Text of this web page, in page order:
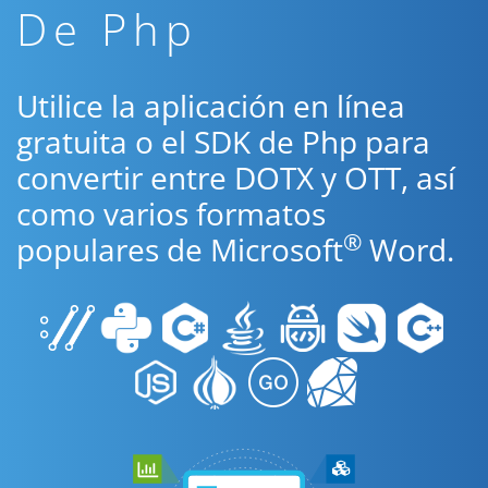
De Php
Utilice la aplicación en línea
gratuita o el SDK de Php para
convertir entre DOTX y OTT, así
como varios formatos
populares de Microsoft® Word.